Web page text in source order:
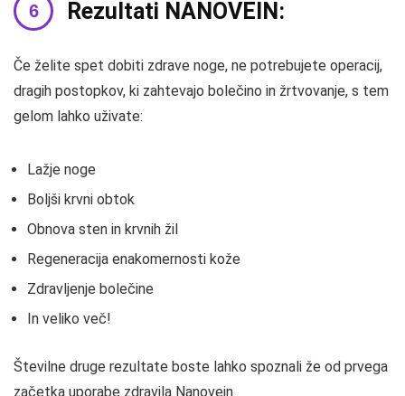
Rezultati NANOVEIN:
Če želite spet dobiti zdrave noge, ne potrebujete operacij,
dragih postopkov, ki zahtevajo bolečino in žrtvovanje, s tem
gelom lahko uživate:
Lažje noge
Boljši krvni obtok
Obnova sten in krvnih žil
Regeneracija enakomernosti kože
Zdravljenje bolečine
In veliko več!
Številne druge rezultate boste lahko spoznali že od prvega
začetka uporabe zdravila Nanovein.